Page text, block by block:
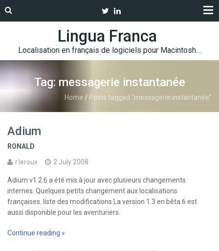
Lingua Franca
Localisation en français de logiciels pour Macintosh…
Tag: messagerie instantanée
Home / Posts tagged "messagerie instantanée"
Adium
RONALD
r.leroux
2 July 2008
Adium v1.2.6 a été mis à jour avec plusieurs changements
internes. Quelques petits changement aux localisations
françaises. liste des modifications La version 1.3 en bêta 6 est
aussi disponible pour les aventuriers.
Continue reading »